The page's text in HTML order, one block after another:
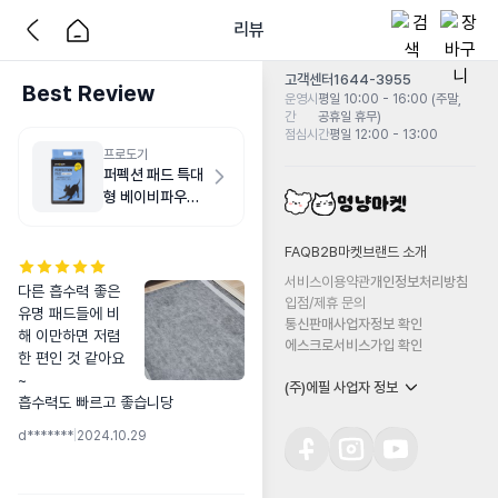
리뷰
Best Review
프로도기
퍼펙션 패드 특대
형 베이비파우더
다른 흡수력 좋은
유명 패드들에 비
해 이만하면 저렴
한 편인 것 같아요
~
흡수력도 빠르고 좋습니당
d******* 2024.10.29
고객센터1644-3955
운영시
간
평일 10:00 - 16:00 (주말,
공휴일 휴무)
점심시간평일 12:00 - 13:00
FAQB2B마켓 브랜드 소개
서비스이용약관개인정보처리방침
입점/제휴 문의
통신판매사업자정보 확인
에스크로서비스가입 확인
(주)에필 사업자 정보